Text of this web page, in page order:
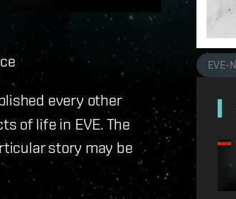
every other
of life in EVE. The
story may be